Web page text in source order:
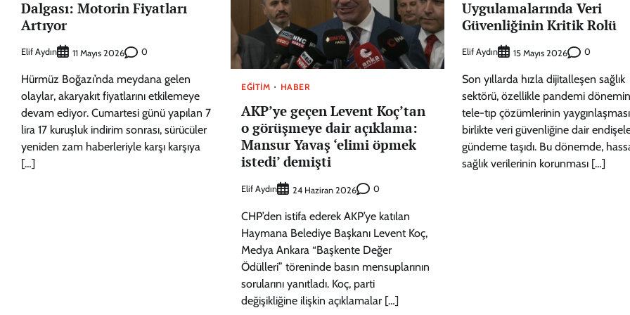
Dalgası: Motorin Fiyatları
Artıyor
Elif Aydın 11 Mayıs 2026 0
Hürmüz Boğazı’nda meydana gelen
olaylar, akaryakıt fiyatlarını etkilemeye
devam ediyor. Cumartesi günü yapılan 7
lira 17 kuruşluk indirim sonrası, sürücüler
yeniden zam haberleriyle karşı karşıya
[…]
EĞITIM HABER
AKP’ye geçen Levent Koç’tan
o görüşmeye dair açıklama:
Mansur Yavaş ‘elimi öpmek
istedi’ demişti
Elif Aydın 24 Haziran 2026 0
CHP’den istifa ederek AKP’ye katılan
Haymana Belediye Başkanı Levent Koç,
Medya Ankara “Başkente Değer
Ödülleri” töreninde basın mensuplarının
sorularını yanıtladı. Koç, parti
değişikliğine ilişkin açıklamalar […]
Uygulamalarında Veri
Güvenliğinin Kritik Rolü
Elif Aydın 15 Mayıs 2026 0
Son yıllarda hızla dijitalleşen sağlık
sektörü, özellikle pandemi
tele-tıp çözümlerinin
birlikte veri güvenliğine dair
gündeme taşıdı. Bu dönemde,
sağlık verilerinin korunması […]